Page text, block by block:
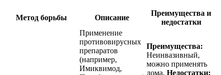
Метод борьбы Описание
Преимущества и
недостатки
Применение
противовирусных
препаратов
(например,
Имиквимод,
Преимущества:
Неинвазивный,
можно применять
дома. Недостатки: